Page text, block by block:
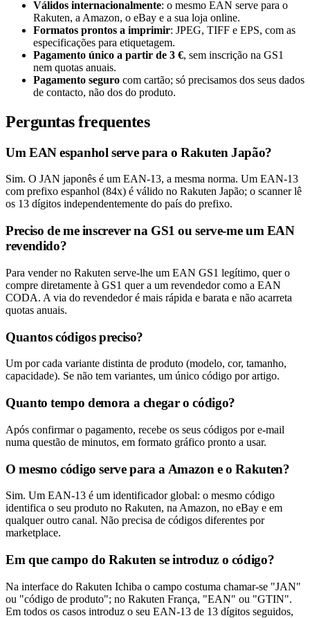
Válidos internacionalmente: o mesmo EAN serve para o
Rakuten, a Amazon, o eBay e a sua loja online.
Formatos prontos a imprimir: JPEG, TIFF e EPS, com as
especificações para etiquetagem.
Pagamento único a partir de 3 €, sem inscrição na GS1
nem quotas anuais.
Pagamento seguro com cartão; só precisamos dos seus dados
de contacto, não dos do produto.
Perguntas frequentes
Um EAN espanhol serve para o Rakuten Japão?
Sim. O JAN japonês é um EAN-13, a mesma norma. Um EAN-13
com prefixo espanhol (84x) é válido no Rakuten Japão; o scanner lê
os 13 dígitos independentemente do país do prefixo.
Preciso de me inscrever na GS1 ou serve-me um EAN
revendido?
Para vender no Rakuten serve-lhe um EAN GS1 legítimo, quer o
compre diretamente à GS1 quer a um revendedor como a EAN
CODA. A via do revendedor é mais rápida e barata e não acarreta
quotas anuais.
Quantos códigos preciso?
Um por cada variante distinta de produto (modelo, cor, tamanho,
capacidade). Se não tem variantes, um único código por artigo.
Quanto tempo demora a chegar o código?
Após confirmar o pagamento, recebe os seus códigos por e-mail
numa questão de minutos, em formato gráfico pronto a usar.
O mesmo código serve para a Amazon e o Rakuten?
Sim. Um EAN-13 é um identificador global: o mesmo código
identifica o seu produto no Rakuten, na Amazon, no eBay e em
qualquer outro canal. Não precisa de códigos diferentes por
marketplace.
Em que campo do Rakuten se introduz o código?
Na interface do Rakuten Ichiba o campo costuma chamar-se "JAN"
ou "código de produto"; no Rakuten França, "EAN" ou "GTIN".
Em todos os casos introduz o seu EAN-13 de 13 dígitos seguidos,